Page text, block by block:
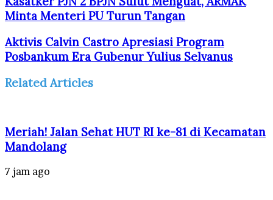
Minta Menteri PU Turun Tangan
Aktivis Calvin Castro Apresiasi Program
Posbankum Era Gubenur Yulius Selvanus
Related Articles
Meriah! Jalan Sehat HUT RI ke-81 di Kecamatan
Mandolang
7 jam ago